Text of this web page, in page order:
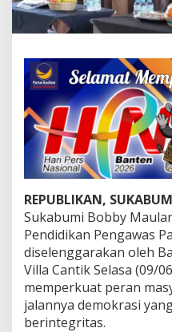
e
n
e
s
i
M
u
d
a
J
a
d
P
e
n
g
a
w
a
REPUBLIKAN,
Sukabumi Bobby
Pendidikan Pengawas
diselenggarakan oleh
Villa Cantik Selasa (09/
memperkuat peran
jalannya demokrasi
berintegritas.